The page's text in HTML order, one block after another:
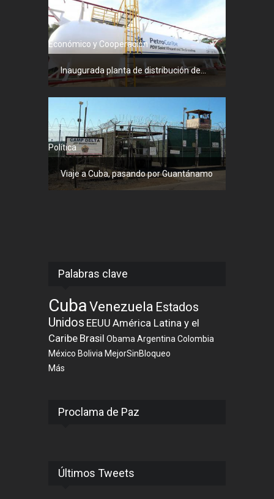
Económico y Cooperación
Inaugurada planta de distribución de...
Política
Viaje a Cuba, pasando por Guantánamo
Palabras clave
CubaVenezuela Estados
Unidos EEUU América Latina y el
Caribe Brasil Obama Argentina Colombia
México Bolivia MejorSinBloqueo
Más
Proclama de Paz
Últimos Tweets